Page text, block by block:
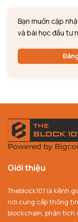
Bạn muốn cập
và bài học đầu tư
Giới thiệu
Theblock101 là kênh
nơi cung cấp thông
blockchain, phân tích